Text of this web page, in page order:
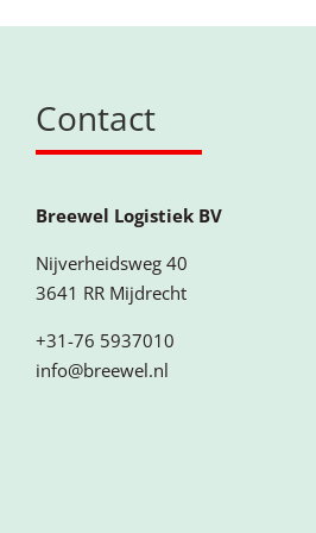
Contact
Breewel Logistiek BV
Nijverheidsweg 40
3641 RR Mijdrecht
+31-76 5937010
info@breewel.nl